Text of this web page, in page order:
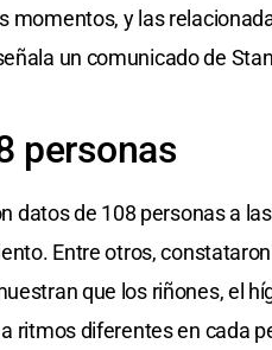
momentos, y las
un comunicado de
personas
datos de 108 personas a
Entre otros,
que los riñones, el
ritmos diferentes en cada